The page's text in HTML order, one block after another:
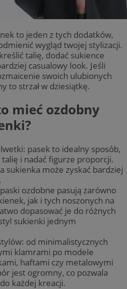
to jeden z tych dodatków,
wygląd twojej stylizacji.
talię, dodać sukience
casualowy look. Jeśli
swoich ulubionych
to strzał w dziesiątkę.
mieć ozdobny
pasek to idealny sposób,
i nadać figurze proporcji.
sukienka może zyskać bardziej
ozdobne pasują zarówno
jak i tych noszonych na
dopasować je do różnych
sukienki jednym
od minimalistycznych
klamrami po modele
haftami czy metalowymi
jest ogromny, co pozwala
każdej kreacji.